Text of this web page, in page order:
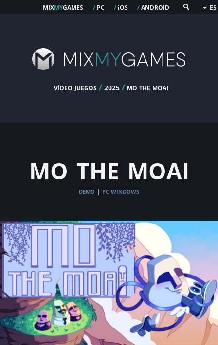
mixmygames / pc / ios /android ES
vídeo juegos / 2025 /mo the moai
mo the moai
demo | pc windows